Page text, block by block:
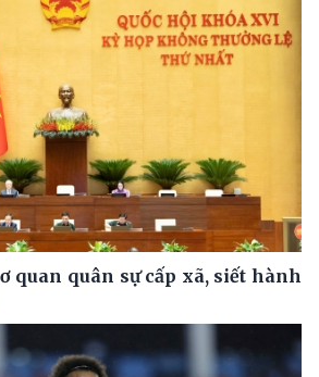
quan quân sự cấp xã, siết hành